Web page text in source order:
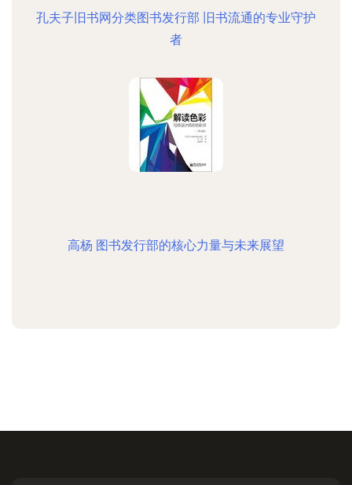
孔夫子旧书网分类图书发行部 旧书流通的专业守护
者
高杨 图书发行部的核心力量与未来展望